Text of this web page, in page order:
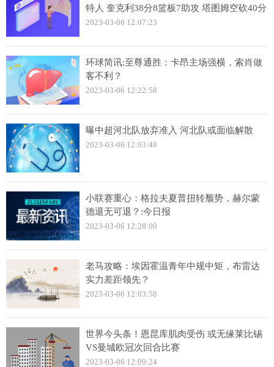
特人 奎克利38分8篮板7助攻 塔图姆空砍40分
2023-03-06 12:07:23
环球简讯:至尊通胜：卡昂主场强横，索肖做
客不利？
2023-03-06 12:22:58
曝中超河北队放弃准入 河北队或面临解散
2023-03-06 12:03:48
小联赛重心：格拉夫夏普扭转颓势，赫尔蒙
德退无可退？:今日报
2023-03-06 12:28:00
老马攻略：埃因霍温青年中规中矩，布雷达
实力差距领先？
2023-03-06 12:03:58
世界今头条！恩昆库肌肉受伤 或无缘莱比锡
VS曼城欧冠次回合比赛
2023-03-06 12:09:24